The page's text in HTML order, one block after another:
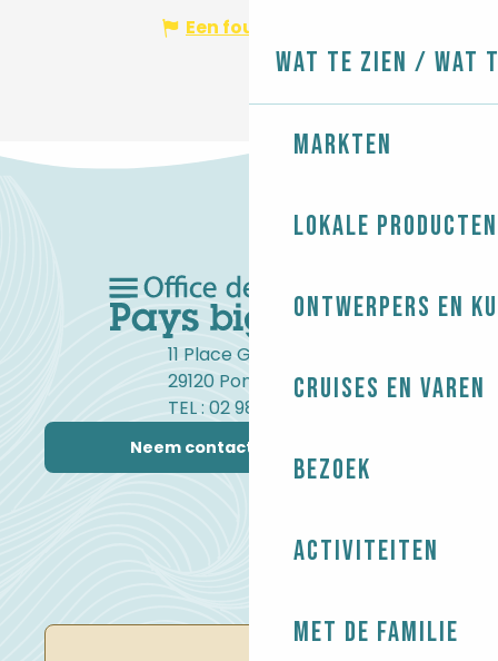
Wat te zien / Wat
Markten
Lokale producten
Ontwerpers en
Cruises en varen
Bezoek
Activiteiten
Met de familie
Een fout melden
11 Place Gambetta
29120 Pont-l'Abbé
TEL : 02 98 82 37 99
Neem contact met ons op